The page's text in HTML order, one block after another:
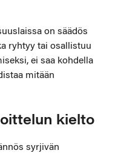
on säädös
ryhtyy tai osallistuu
ei saa kohdella
mitään
kielto
syrjivän